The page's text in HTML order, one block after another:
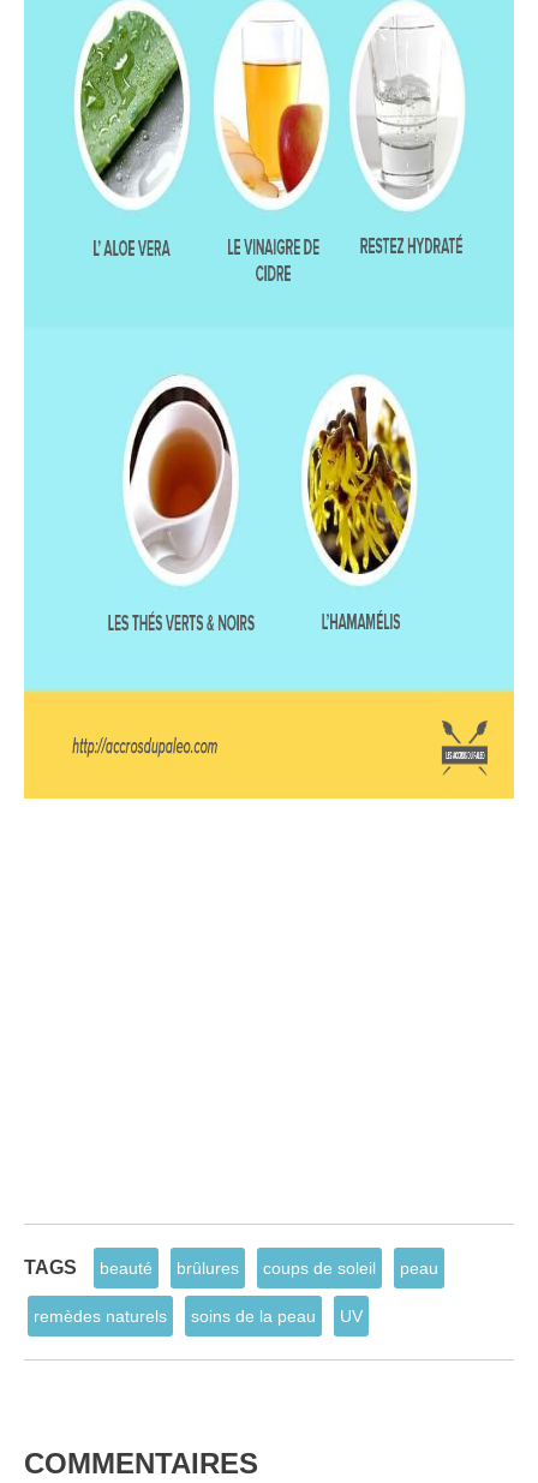
TAGS beauté brûlures coups de soleil peau
remèdes naturels soins de la peau UV
COMMENTAIRES